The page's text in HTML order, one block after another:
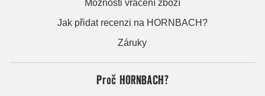
Možnosti vrácení zboží
Jak přidat recenzi na HORNBACH?
Záruky
Proč HORNBACH?